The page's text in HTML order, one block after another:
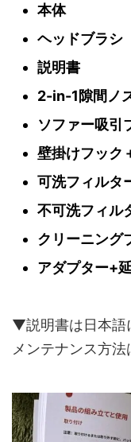
本体
ヘッドブラシ
説明書
2-in-1隙間ノ
ソファー吸引
壁掛けフック
可洗フィルタ
不可洗フィル
クリーニング
アダプター+
▼説明書は日本語
メンテナンス方法